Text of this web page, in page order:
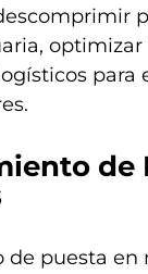
para
de
de puesta en